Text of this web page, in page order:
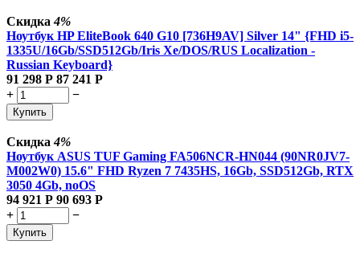
Скидка4%
Ноутбук HP EliteBook 640 G10 [736H9AV] Silver 14" {FHD i5-
1335U/16Gb/SSD512Gb/Iris Xe/DOS/RUS Localization -
Russian Keyboard}
91 298 Р 87 241 Р
+
−
Купить
Скидка4%
Ноутбук ASUS TUF Gaming FA506NCR-HN044 (90NR0JV7-
M002W0) 15.6" FHD Ryzen 7 7435HS, 16Gb, SSD512Gb, RTX
3050 4Gb, noOS
94 921 Р 90 693 Р
+
−
Купить